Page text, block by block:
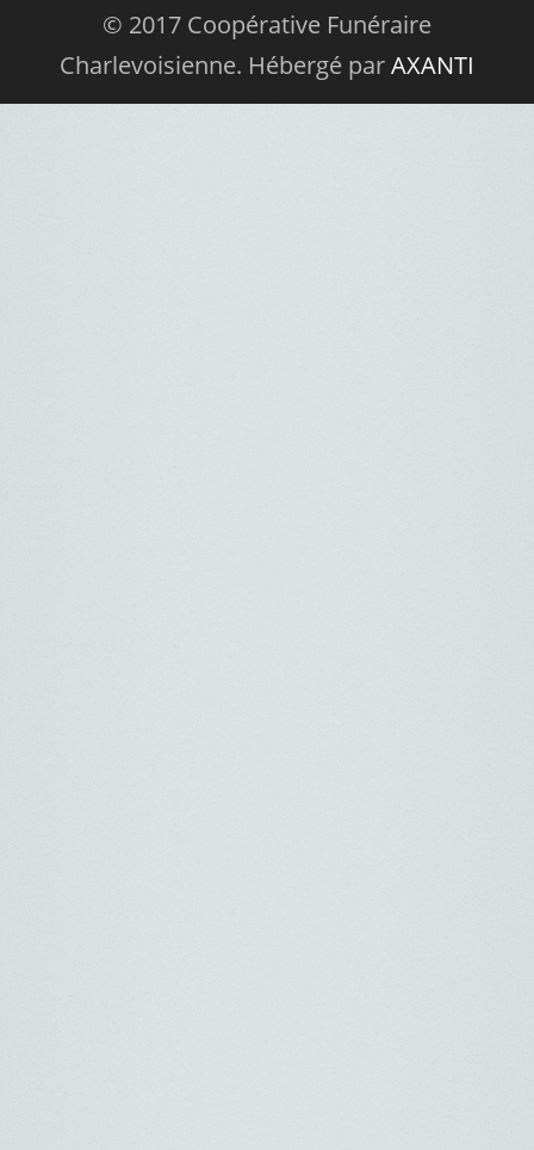
© 2017 Coopérative Funéraire
Charlevoisienne. Hébergé parAXANTI